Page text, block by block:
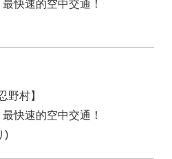
快速的空中交通！
野村】
快速的空中交通！
)